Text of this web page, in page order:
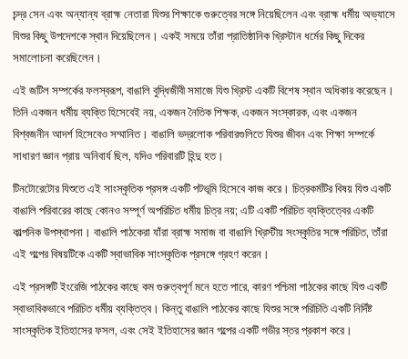
চন্দ্র সেন এবং অন্যান্য ব্রাহ্ম নেতারা যিশুর শিক্ষাকে গুরুত্বের সঙ্গে নিয়েছিলেন এবং ব্রাহ্ম ধর্মীয় অভ্যাসে
যিশুর কিছু উপদেশকে স্থান দিয়েছিলেন। একই সময়ে তাঁরা প্রাতিষ্ঠানিক খ্রিস্টান ধর্মের কিছু দিকের
সমালোচনা করেছিলেন।
এই জটিল সম্পর্কের ফলস্বরূপ, বাঙালি বুদ্ধিজীবী সমাজে যিশু খ্রিস্ট একটি বিশেষ স্থান অধিকার করেছেন।
তিনি একজন ধর্মীয় ব্যক্তি হিসেবেই নয়, একজন নৈতিক শিক্ষক, একজন সংস্কারক, এবং একজন
বিশ্বজনীন আদর্শ হিসেবেও সম্মানিত। বাঙালি ভদ্রলোক পরিবারগুলিতে যিশুর জীবন এবং শিক্ষা সম্পর্কে
সাধারণ জ্ঞান প্রায় অনিবার্য ছিল, যদিও পরিবারটি হিন্দু হত।
টিনটোরেটোর যিশুতে এই সাংস্কৃতিক প্রসঙ্গ একটি পটভূমি হিসেবে কাজ করে। চিত্রকর্মটির বিষয় যিশু একটি
বাঙালি পরিবারের কাছে কোনও সম্পূর্ণ অপরিচিত ধর্মীয় চিত্র নয়; এটি একটি পরিচিত ব্যক্তিত্বের একটি
কাল্পনিক উপস্থাপনা। বাঙালি পাঠকেরা যাঁরা ব্রাহ্ম সমাজ বা বাঙালি খ্রিস্টীয় সংস্কৃতির সঙ্গে পরিচিত, তাঁরা
এই গল্পের বিষয়টিকে একটি স্বাভাবিক সাংস্কৃতিক প্রসঙ্গে গ্রহণ করেন।
এই প্রসঙ্গটি ইংরেজি পাঠকের কাছে কম গুরুত্বপূর্ণ মনে হতে পারে, কারণ পশ্চিমা পাঠকের কাছে যিশু একটি
স্বাভাবিকভাবে পরিচিত ধর্মীয় ব্যক্তিত্ব। কিন্তু বাঙালি পাঠকের কাছে যিশুর সঙ্গে পরিচিতি একটি নির্দিষ্ট
সাংস্কৃতিক ইতিহাসের ফসল, এবং সেই ইতিহাসের জ্ঞান গল্পের একটি গভীর স্তর প্রকাশ করে।